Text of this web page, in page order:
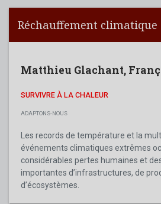
Réchauffement climatique
Matthieu Glachant,
SURVIVRE À LA CHALEUR
ADAPTONS-NOUS
Les records de température et la
événements climatiques extrêmes
considérables pertes humaines et
importantes d’infrastructures, de
d’écosystèmes.